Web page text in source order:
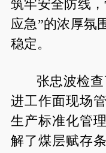
筑牢安全防线
应急”的浓厚氛
稳定。
张忠波检
进工作面现场
生产标准化管
解了煤层赋存